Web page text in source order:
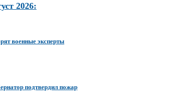
2026:
военные эксперты
подтвердил пожар